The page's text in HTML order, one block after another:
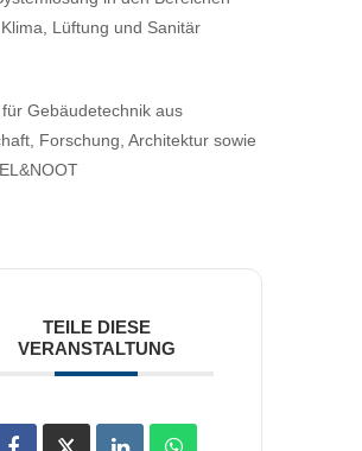
Lüftung und Sanitär
Gebäudetechnik aus
Forschung, Architektur sowie
TEILE DIESE
VERANSTALTUNG